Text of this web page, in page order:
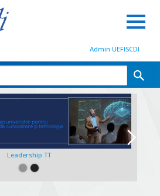
Admin UEFISCDI
Leadership TT